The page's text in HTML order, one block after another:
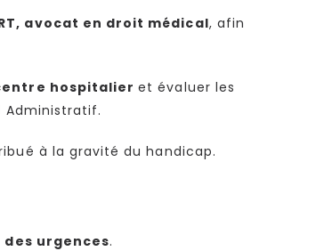
avocat en droit médical, afin
hospitalieret évaluer les
Administratif.
à la gravité du handicap.
urgences.